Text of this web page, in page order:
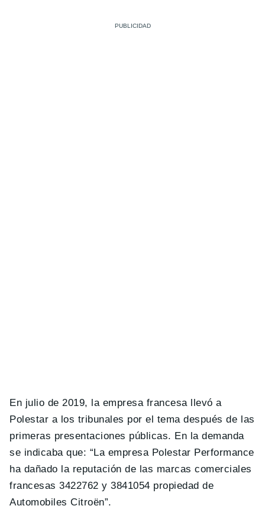
En julio de 2019, la empresa francesa llevó a
Polestar a los tribunales por el tema después de las
primeras presentaciones públicas. En la demanda
se indicaba que: “La empresa Polestar Performance
ha dañado la reputación de las marcas comerciales
francesas 3422762 y 3841054 propiedad de
Automobiles Citroën”.